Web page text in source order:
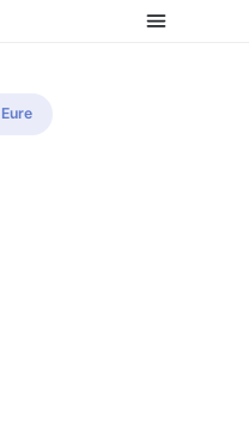
Comparer les mutuelles
Eure